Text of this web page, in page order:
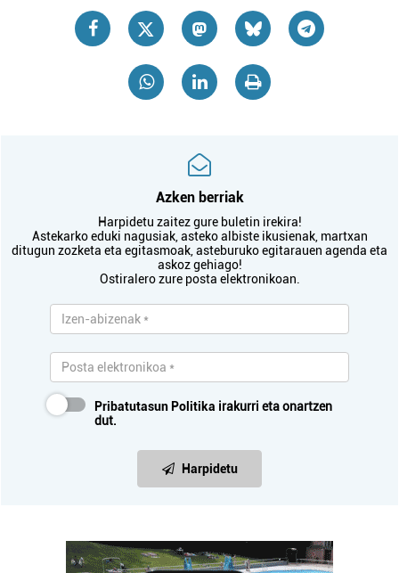
Azken berriak
Harpidetu zaitez gure buletin irekira!
Astekarko eduki nagusiak, asteko albiste ikusienak, martxan
ditugun zozketa eta egitasmoak, asteburuko egitarauen agenda eta
askoz gehiago!
Ostiralero zure posta elektronikoan.
Pribatutasun Politika irakurri eta onartzen
dut.
Harpidetu